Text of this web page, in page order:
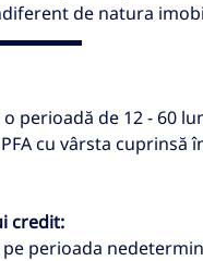
de natura
perioadă de 12 - 60
cu vârsta cuprinsă
credit:
perioada